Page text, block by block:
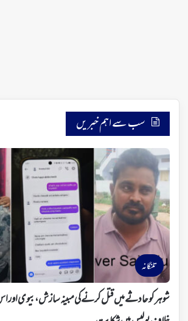
سب سے اہم خبریں
تلنگانہ
شوہر کو حادثے میں قتل کرنے کی مبینہ سازش، بیوی